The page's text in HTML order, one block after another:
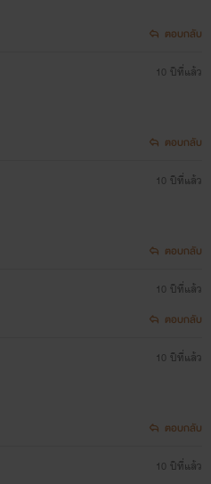
ตอบกลับ
10 ปีที่แล้ว
ตอบกลับ
10 ปีที่แล้ว
ตอบกลับ
10 ปีที่แล้ว
ตอบกลับ
10 ปีที่แล้ว
ตอบกลับ
10 ปีที่แล้ว